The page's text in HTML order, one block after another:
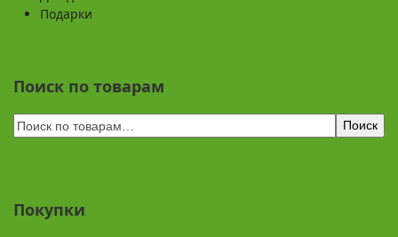
Подарки
Поиск по товарам
Поиск
Покупки